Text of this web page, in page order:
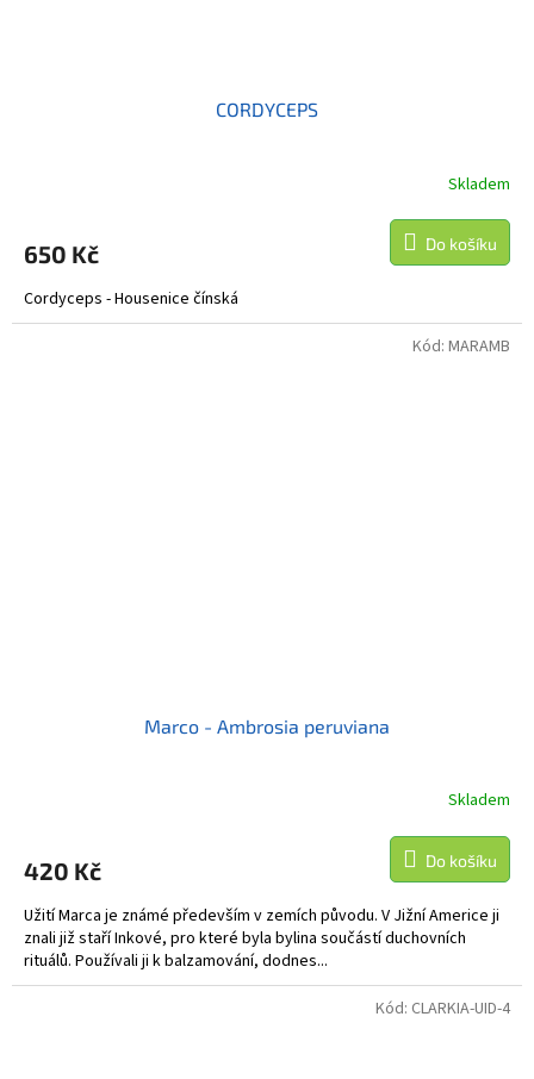
CORDYCEPS
Skladem
650 Kč Do košíku
Cordyceps - Housenice čínská
Marco - Ambrosia peruviana
Skladem
420 Kč Do košíku
Užití Marca je známé především v zemích původu. V Jižní Americe ji
znali již staří Inkové, pro které byla bylina součástí duchovních
rituálů. Používali ji k balzamování, dodnes...
Kód: MARAMB
Kód: CLARKIA-UID-4